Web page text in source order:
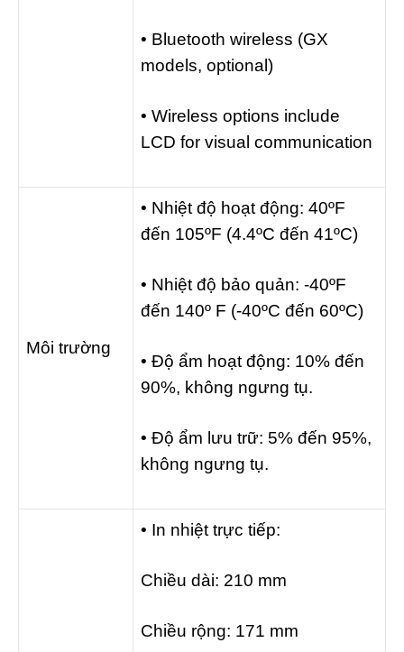
• Bluetooth wireless (GX
models, optional)
• Wireless options include
LCD for visual communication
Môi trường
• Nhiệt độ hoạt động: 40ºF
đến 105ºF (4.4ºC đến 41ºC)
• Nhiệt độ bảo quản: -40ºF
đến 140º F (-40ºC đến 60ºC)
• Độ ẩm hoạt động: 10% đến
90%, không ngưng tụ.
• Độ ẩm lưu trữ: 5% đến 95%,
không ngưng tụ.
• In nhiệt trực tiếp:
Chiều dài: 210 mm
Chiều rộng: 171 mm